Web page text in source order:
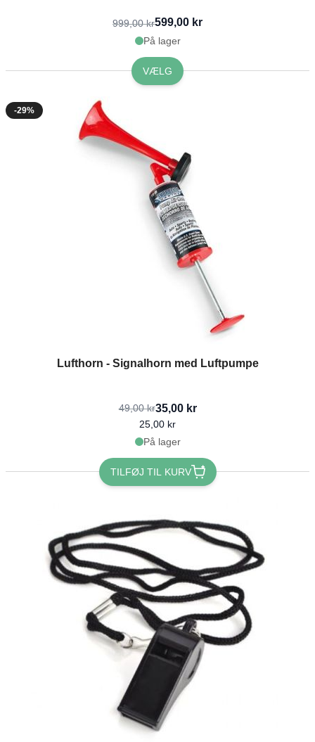
999,00 kr599,00 kr
På lager
VÆLG
-29%
Lufthorn - Signalhorn med Luftpumpe
49,00 kr35,00 kr
25,00 kr
På lager
TILFØJ TIL KURV